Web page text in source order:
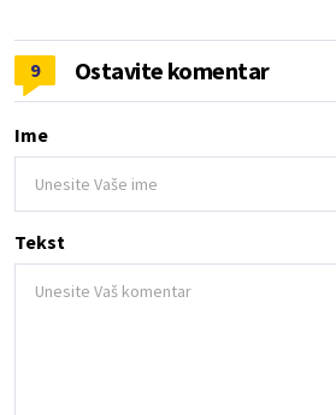
9 Ostavite komentar
Ime
Tekst